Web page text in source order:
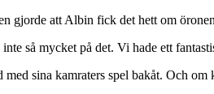
gjorde att Albin fick det hett om
så mycket på det. Vi hade ett
sina kamraters spel bakåt. Och